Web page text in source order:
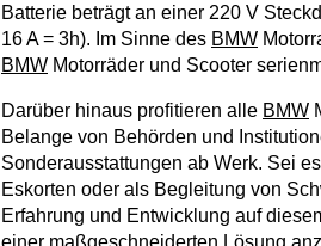
Batterie beträgt an einer 220 V
16 A = 3h). Im Sinne des BMW
BMW Motorräder und Scooter
Darüber hinaus profitieren alle BMW
Belange von Behörden und
Sonderausstattungen ab Werk. Sei
Eskorten oder als Begleitung von
Erfahrung und Entwicklung auf
einer maßgeschneiderten Lösung